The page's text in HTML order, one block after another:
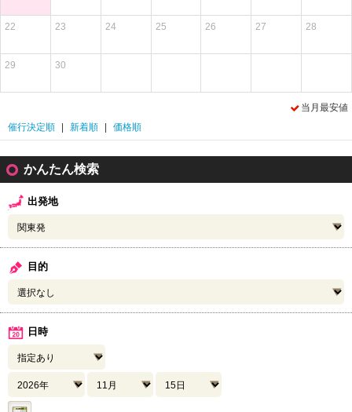
22 23 24 25 26 27 28
29 30
当月最安値
催行決定順
新着順 価格順
かんたん検索
出発地
目的
日時